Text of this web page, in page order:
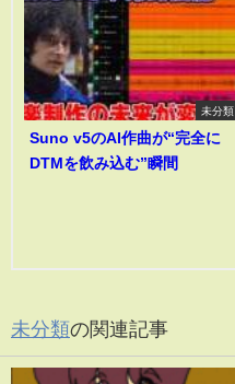
未分類
Suno v5のAI作曲が“完全に
DTMを飲み込む”瞬間
未分類の関連記事